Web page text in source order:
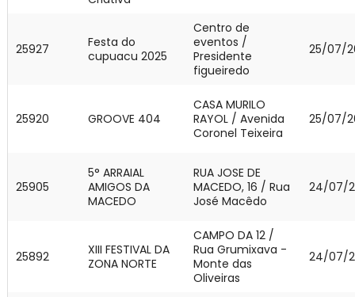
25927
Festa do
cupuacu 2025
Centro de
eventos /
Presidente
figueiredo
25/07/
25920 GROOVE 404
CASA MURILO
RAYOL / Avenida
Coronel Teixeira
25/07/
25905
5° ARRAIAL
AMIGOS DA
MACEDO
RUA JOSE DE
MACEDO, 16 / Rua
José Macêdo
24/07/
25892
XIII FESTIVAL DA
ZONA NORTE
CAMPO DA 12 /
Rua Grumixava -
Monte das
Oliveiras
24/07/